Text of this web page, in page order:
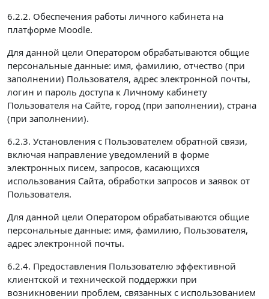
6.2.2. Обеспечения работы личного кабинета на
платформе Moodle.
Для данной цели Оператором обрабатываются общие
персональные данные: имя, фамилию, отчество (при
заполнении) Пользователя, адрес электронной почты,
логин и пароль доступа к Личному кабинету
Пользователя на Сайте, город (при заполнении), страна
(при заполнении).
6.2.3. Установления с Пользователем обратной связи,
включая направление уведомлений в форме
электронных писем, запросов, касающихся
использования Сайта, обработки запросов и заявок от
Пользователя.
Для данной цели Оператором обрабатываются общие
персональные данные: имя, фамилию, Пользователя,
адрес электронной почты.
6.2.4. Предоставления Пользователю эффективной
клиентской и технической поддержки при
возникновении проблем, связанных с использованием